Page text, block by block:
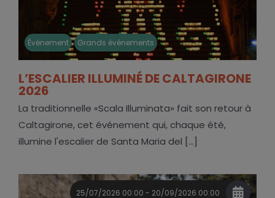
Événement Grands événements
L’ESCALIER ILLUMINÉ DE CALTAGIRONE
2026
La traditionnelle «Scala Illuminata» fait son retour à
Caltagirone, cet événement qui, chaque été,
illumine l'escalier de Santa Maria del [...]
25/07/2026 00:00 - 20/09/2026 00:00